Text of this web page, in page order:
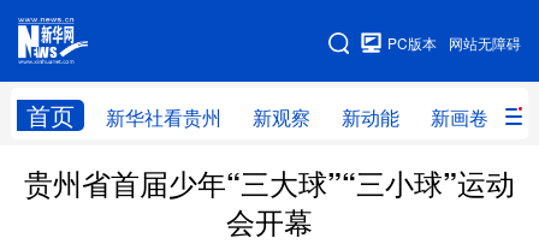
网站无障碍
PC版本
首页 新华社看贵州 新观察 新动能 新画卷
网站地图
新华社看贵州 新观察 新动能 新画卷
贵州领导
贵州省首届少年“三大球”“三小球”运动
会开幕